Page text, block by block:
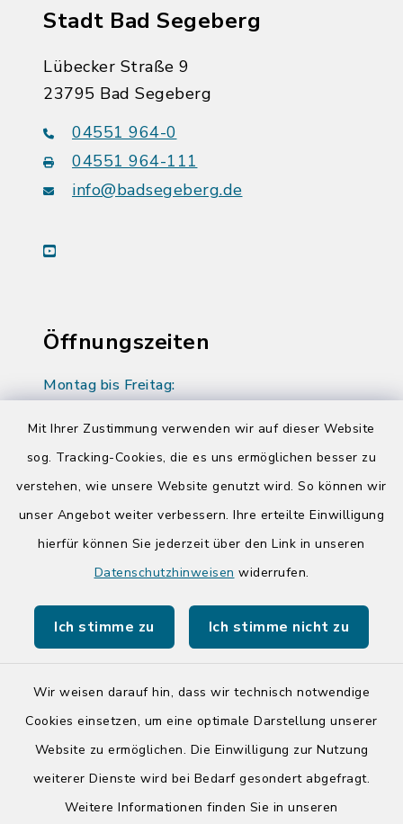
Mit Ihrer Zustimmung verwenden wir auf dieser Website
sog. Tracking-Cookies, die es uns ermöglichen besser zu
verstehen, wie unsere Website genutzt wird. So können wir
unser Angebot weiter verbessern. Ihre erteilte Einwilligung
hierfür können Sie jederzeit über den Link in unseren
Datenschutzhinweisen widerrufen.
Ich stimme zu Ich stimme nicht zu
Wir weisen darauf hin, dass wir technisch notwendige
Cookies einsetzen, um eine optimale Darstellung unserer
Website zu ermöglichen. Die Einwilligung zur Nutzung
weiterer Dienste wird bei Bedarf gesondert abgefragt.
Weitere Informationen finden Sie in unseren
Stadt Bad Segeberg
Lübecker Straße 9
23795 Bad Segeberg
04551 964-0
04551 964-111
info@badsegeberg.de
youtube
Öffnungszeiten
Montag bis Freitag:
Donnerstag zusätzlich:
14:00-17:00 Uhr
Quicklinks
Tourist-Info der Stadt Bad Segeberg
Barrierefreiheit